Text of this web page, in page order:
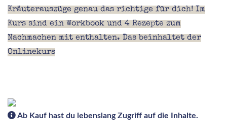
Kräuterauszüge genau das richtige für dich! Im
Kurs sind ein Workbook und 4 Rezepte zum
Nachmachen mit enthalten. Das beinhaltet der
Onlinekurs
Ab Kauf hast du lebenslang Zugriff auf die Inhalte.